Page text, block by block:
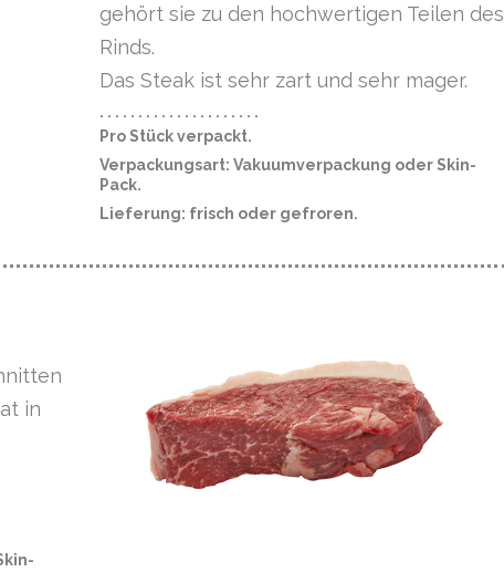
gehört sie zu den hochwertigen Teilen des
Rinds.
Das Steak ist sehr zart und sehr mager.
· · · · · · · · · · · · · · · · · · · · ·
Pro Stück verpackt.
Verpackungsart: Vakuumverpackung oder Skin-
Pack.
Lieferung: frisch oder gefroren.
in